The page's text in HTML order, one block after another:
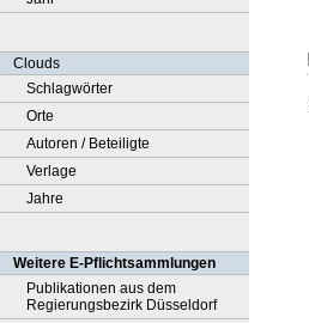
Clouds
Schlagwörter
Orte
Autoren / Beteiligte
Verlage
Jahre
Weitere E-Pflichtsammlungen
Publikationen aus dem
Regierungsbezirk Düsseldorf